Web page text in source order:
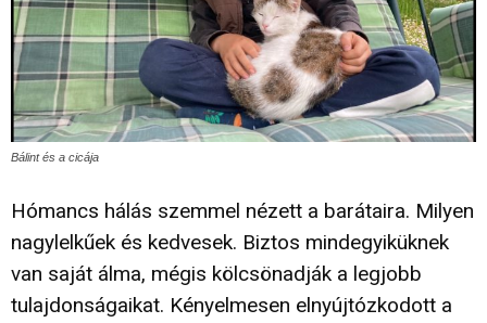
Bálint és a cicája
Hómancs hálás szemmel nézett a barátaira. Milyen
nagylelkűek és kedvesek. Biztos mindegyiküknek
van saját álma, mégis kölcsönadják a legjobb
tulajdonságaikat. Kényelmesen elnyújtózkodott a